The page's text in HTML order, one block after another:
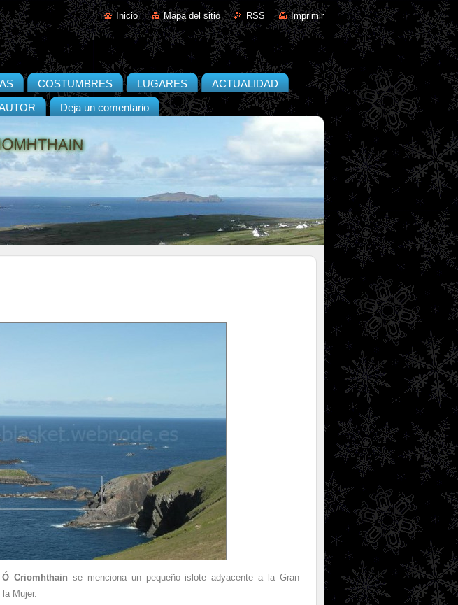
Inicio Mapa del sitio RSS Imprimir
COSTUMBRES LUGARES ACTUALIDAD
Deja un comentario
Ó Criomhthain se menciona un pequeño islote adyacente a la Gran
Mujer.